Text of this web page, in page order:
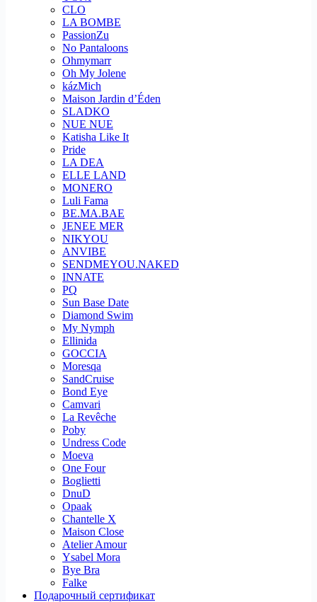
CLO
LA BOMBE
PassionZu
No Pantaloons
Ohmymarr
Oh My Jolene
kázMich
Maison Jardin d’Éden
SLADKO
NUE NUE
Katisha Like It
Pride
LA DEA
ELLE LAND
MONERO
Luli Fama
BE.MA.BAE
JENEE MER
NIKYOU
ANVIBE
SENDMEYOU.NAKED
INNATE
PQ
Sun Base Date
Diamond Swim
My Nymph
Ellinida
GOCCIA
Moresqa
SandCruise
Bond Eye
Camvari
La Revêche
Poby
Undress Code
Moeva
One Four
Boglietti
DnuD
Opaak
Chantelle X
Maison Close
Atelier Amour
Ysabel Mora
Bye Bra
Falke
Подарочный сертификат